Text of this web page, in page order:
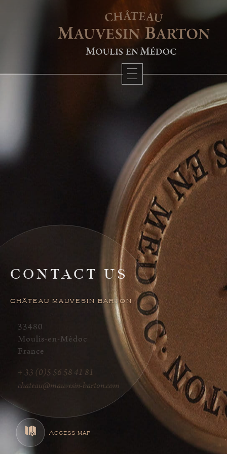
CONTACT US
CHÂTEAU MAUVESIN BARTON
33480
Moulis-en-Médoc
France
+ 33 (0)5 56 58 41 81
chateau@mauvesin-barton.com
Access map